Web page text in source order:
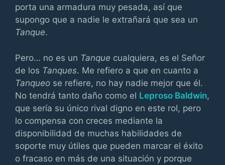
porta una armadura muy pesada, así que
supongo que a nadie le extrañará que sea un
Tanque.
Pero… no es un Tanque cualquiera, es el Señor
de los Tanques. Me refiero a que en cuanto a
Tanqueo se refiere, no hay nadie mejor que él.
No tendrá tanto daño como el Leproso Baldwin,
que sería su único rival digno en este rol, pero
lo compensa con creces mediante la
disponibilidad de muchas habilidades de
soporte muy útiles que pueden marcar el éxito
o fracaso en más de una situación y porque